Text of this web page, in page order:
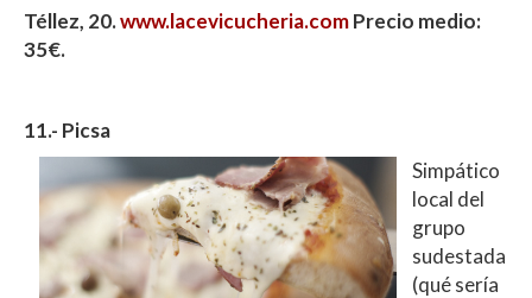
Téllez, 20.www.lacevicucheria.comPrecio medio:
35€.
11.- Picsa
Simpático
local del
grupo
sudestada
(qué sería